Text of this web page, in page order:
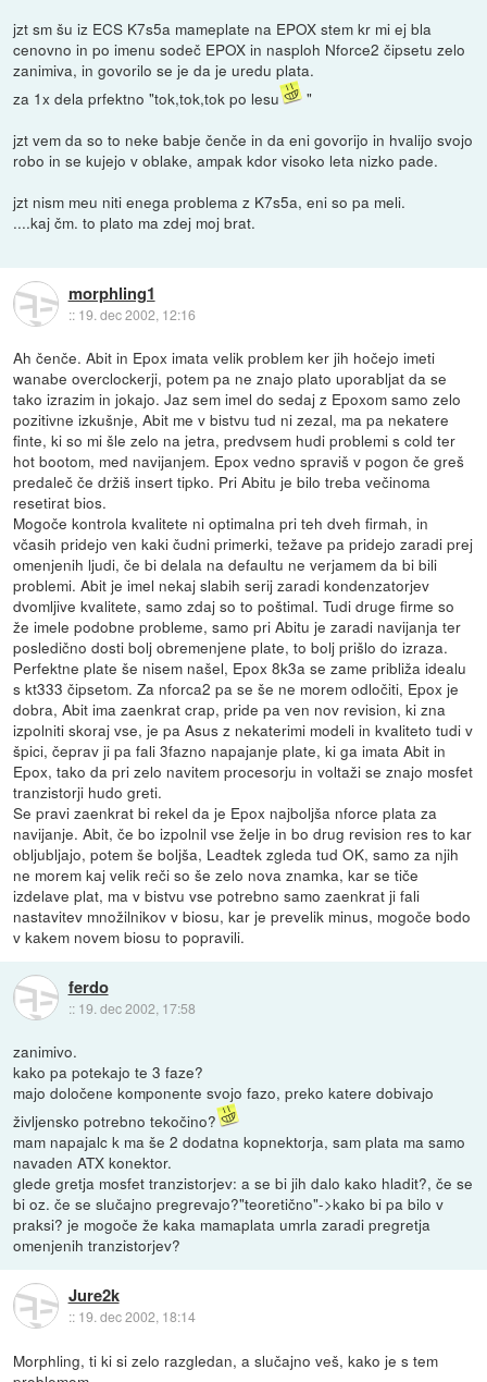
jzt sm šu iz ECS K7s5a mameplate na EPOX stem kr mi ej bla
cenovno in po imenu sodeč EPOX in nasploh Nforce2 čipsetu zelo
zanimiva, in govorilo se je da je uredu plata.
za 1x dela prfektno "tok,tok,tok po lesu
"
jzt vem da so to neke babje čenče in da eni govorijo in hvalijo svojo
robo in se kujejo v oblake, ampak kdor visoko leta nizko pade.
jzt nism meu niti enega problema z K7s5a, eni so pa meli.
....kaj čm. to plato ma zdej moj brat.
morphling1
:: 19. dec 2002, 12:16
Ah čenče. Abit in Epox imata velik problem ker jih hočejo imeti
wanabe overclockerji, potem pa ne znajo plato uporabljat da se
tako izrazim in jokajo. Jaz sem imel do sedaj z Epoxom samo zelo
pozitivne izkušnje, Abit me v bistvu tud ni zezal, ma pa nekatere
finte, ki so mi šle zelo na jetra, predvsem hudi problemi s cold ter
hot bootom, med navijanjem. Epox vedno spraviš v pogon če greš
predaleč če držiš insert tipko. Pri Abitu je bilo treba večinoma
resetirat bios.
Mogoče kontrola kvalitete ni optimalna pri teh dveh firmah, in
včasih pridejo ven kaki čudni primerki, težave pa pridejo zaradi prej
omenjenih ljudi, če bi delala na defaultu ne verjamem da bi bili
problemi. Abit je imel nekaj slabih serij zaradi kondenzatorjev
dvomljive kvalitete, samo zdaj so to poštimal. Tudi druge firme so
že imele podobne probleme, samo pri Abitu je zaradi navijanja ter
posledično dosti bolj obremenjene plate, to bolj prišlo do izraza.
Perfektne plate še nisem našel, Epox 8k3a se zame približa idealu
s kt333 čipsetom. Za nforca2 pa se še ne morem odločiti, Epox je
dobra, Abit ima zaenkrat crap, pride pa ven nov revision, ki zna
izpolniti skoraj vse, je pa Asus z nekaterimi modeli in kvaliteto tudi v
špici, čeprav ji pa fali 3fazno napajanje plate, ki ga imata Abit in
Epox, tako da pri zelo navitem procesorju in voltaži se znajo mosfet
tranzistorji hudo greti.
Se pravi zaenkrat bi rekel da je Epox najboljša nforce plata za
navijanje. Abit, če bo izpolnil vse želje in bo drug revision res to kar
obljubljajo, potem še boljša, Leadtek zgleda tud OK, samo za njih
ne morem kaj velik reči so še zelo nova znamka, kar se tiče
izdelave plat, ma v bistvu vse potrebno samo zaenkrat ji fali
nastavitev množilnikov v biosu, kar je prevelik minus, mogoče bodo
v kakem novem biosu to popravili.
ferdo
:: 19. dec 2002, 17:58
zanimivo.
kako pa potekajo te 3 faze?
majo določene komponente svojo fazo, preko katere dobivajo
življensko potrebno tekočino?
mam napajalc k ma še 2 dodatna kopnektorja, sam plata ma samo
navaden ATX konektor.
glede gretja mosfet tranzistorjev: a se bi jih dalo kako hladit?, če se
bi oz. če se slučajno pregrevajo?"teoretično"->kako bi pa bilo v
praksi? je mogoče že kaka mamaplata umrla zaradi pregretja
omenjenih tranzistorjev?
Jure2k
:: 19. dec 2002, 18:14
Morphling, ti ki si zelo razgledan, a slučajno veš, kako je s tem